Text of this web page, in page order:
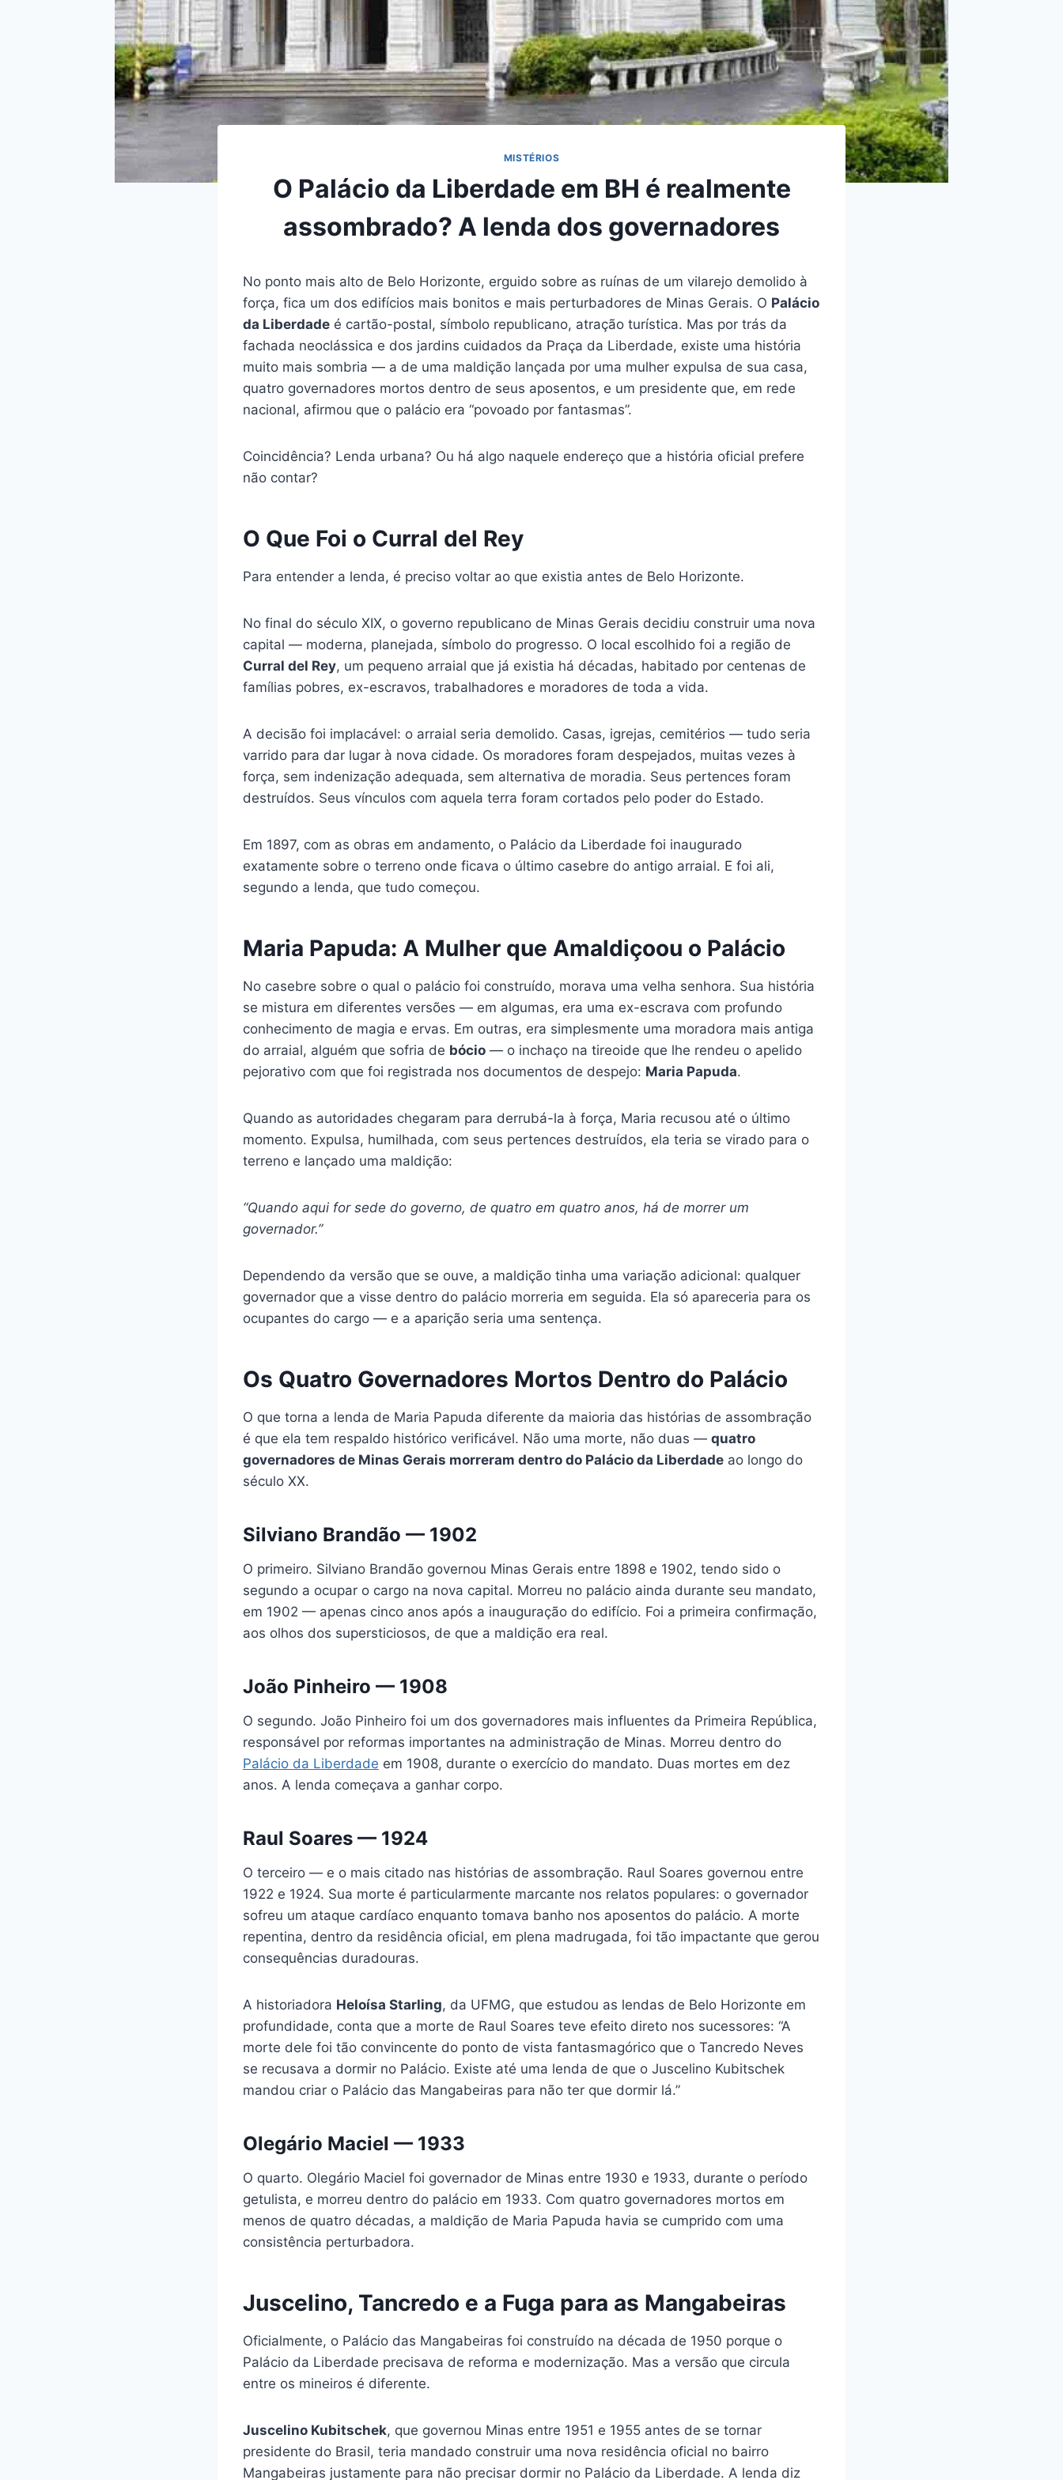
MISTÉRIOS
O Palácio da Liberdade em BH é realmente
assombrado? A lenda dos governadores
No ponto mais alto de Belo Horizonte, erguido sobre as ruínas de um vilarejo demolido à
força, fica um dos edifícios mais bonitos e mais perturbadores de Minas Gerais. O Palácio
da Liberdade é cartão-postal, símbolo republicano, atração turística. Mas por trás da
fachada neoclássica e dos jardins cuidados da Praça da Liberdade, existe uma história
muito mais sombria — a de uma maldição lançada por uma mulher expulsa de sua casa,
quatro governadores mortos dentro de seus aposentos, e um presidente que, em rede
nacional, afirmou que o palácio era “povoado por fantasmas”.
Coincidência? Lenda urbana? Ou há algo naquele endereço que a história oficial prefere
não contar?
O Que Foi o Curral del Rey
Para entender a lenda, é preciso voltar ao que existia antes de Belo Horizonte.
No final do século XIX, o governo republicano de Minas Gerais decidiu construir uma nova
capital — moderna, planejada, símbolo do progresso. O local escolhido foi a região de
Curral del Rey, um pequeno arraial que já existia há décadas, habitado por centenas de
famílias pobres, ex-escravos, trabalhadores e moradores de toda a vida.
A decisão foi implacável: o arraial seria demolido. Casas, igrejas, cemitérios — tudo seria
varrido para dar lugar à nova cidade. Os moradores foram despejados, muitas vezes à
força, sem indenização adequada, sem alternativa de moradia. Seus pertences foram
destruídos. Seus vínculos com aquela terra foram cortados pelo poder do Estado.
Em 1897, com as obras em andamento, o Palácio da Liberdade foi inaugurado
exatamente sobre o terreno onde ficava o último casebre do antigo arraial. E foi ali,
segundo a lenda, que tudo começou.
Maria Papuda: A Mulher que Amaldiçoou o Palácio
No casebre sobre o qual o palácio foi construído, morava uma velha senhora. Sua história
se mistura em diferentes versões — em algumas, era uma ex-escrava com profundo
conhecimento de magia e ervas. Em outras, era simplesmente uma moradora mais antiga
do arraial, alguém que sofria de bócio — o inchaço na tireoide que lhe rendeu o apelido
pejorativo com que foi registrada nos documentos de despejo: Maria Papuda.
Quando as autoridades chegaram para derrubá-la à força, Maria recusou até o último
momento. Expulsa, humilhada, com seus pertences destruídos, ela teria se virado para o
terreno e lançado uma maldição:
“Quando aqui for sede do governo, de quatro em quatro anos, há de morrer um
governador.”
Dependendo da versão que se ouve, a maldição tinha uma variação adicional: qualquer
governador que a visse dentro do palácio morreria em seguida. Ela só apareceria para os
ocupantes do cargo — e a aparição seria uma sentença.
Os Quatro Governadores Mortos Dentro do Palácio
O que torna a lenda de Maria Papuda diferente da maioria das histórias de assombração
é que ela tem respaldo histórico verificável. Não uma morte, não duas — quatro
governadores de Minas Gerais morreram dentro do Palácio da Liberdade ao longo do
século XX.
Silviano Brandão — 1902
O primeiro. Silviano Brandão governou Minas Gerais entre 1898 e 1902, tendo sido o
segundo a ocupar o cargo na nova capital. Morreu no palácio ainda durante seu mandato,
em 1902 — apenas cinco anos após a inauguração do edifício. Foi a primeira confirmação,
aos olhos dos supersticiosos, de que a maldição era real.
João Pinheiro — 1908
O segundo. João Pinheiro foi um dos governadores mais influentes da Primeira República,
responsável por reformas importantes na administração de Minas. Morreu dentro do
Palácio da Liberdade em 1908, durante o exercício do mandato. Duas mortes em dez
anos. A lenda começava a ganhar corpo.
Raul Soares — 1924
O terceiro — e o mais citado nas histórias de assombração. Raul Soares governou entre
1922 e 1924. Sua morte é particularmente marcante nos relatos populares: o governador
sofreu um ataque cardíaco enquanto tomava banho nos aposentos do palácio. A morte
repentina, dentro da residência oficial, em plena madrugada, foi tão impactante que gerou
consequências duradouras.
A historiadora Heloísa Starling, da UFMG, que estudou as lendas de Belo Horizonte em
profundidade, conta que a morte de Raul Soares teve efeito direto nos sucessores: “A
morte dele foi tão convincente do ponto de vista fantasmagórico que o Tancredo Neves
se recusava a dormir no Palácio. Existe até uma lenda de que o Juscelino Kubitschek
mandou criar o Palácio das Mangabeiras para não ter que dormir lá.”
Olegário Maciel — 1933
O quarto. Olegário Maciel foi governador de Minas entre 1930 e 1933, durante o período
getulista, e morreu dentro do palácio em 1933. Com quatro governadores mortos em
menos de quatro décadas, a maldição de Maria Papuda havia se cumprido com uma
consistência perturbadora.
Juscelino, Tancredo e a Fuga para as Mangabeiras
Oficialmente, o Palácio das Mangabeiras foi construído na década de 1950 porque o
Palácio da Liberdade precisava de reforma e modernização. Mas a versão que circula
entre os mineiros é diferente.
Juscelino Kubitschek, que governou Minas entre 1951 e 1955 antes de se tornar
presidente do Brasil, teria mandado construir uma nova residência oficial no bairro
Mangabeiras justamente para não precisar dormir no Palácio da Liberdade. A lenda diz